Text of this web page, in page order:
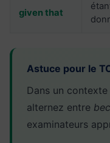
given that
Astuce pour le
Dans un
alternez entre
examinateurs